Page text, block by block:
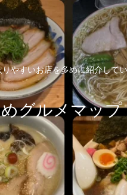
やすいお店を多めに紹介して
グルメマップ